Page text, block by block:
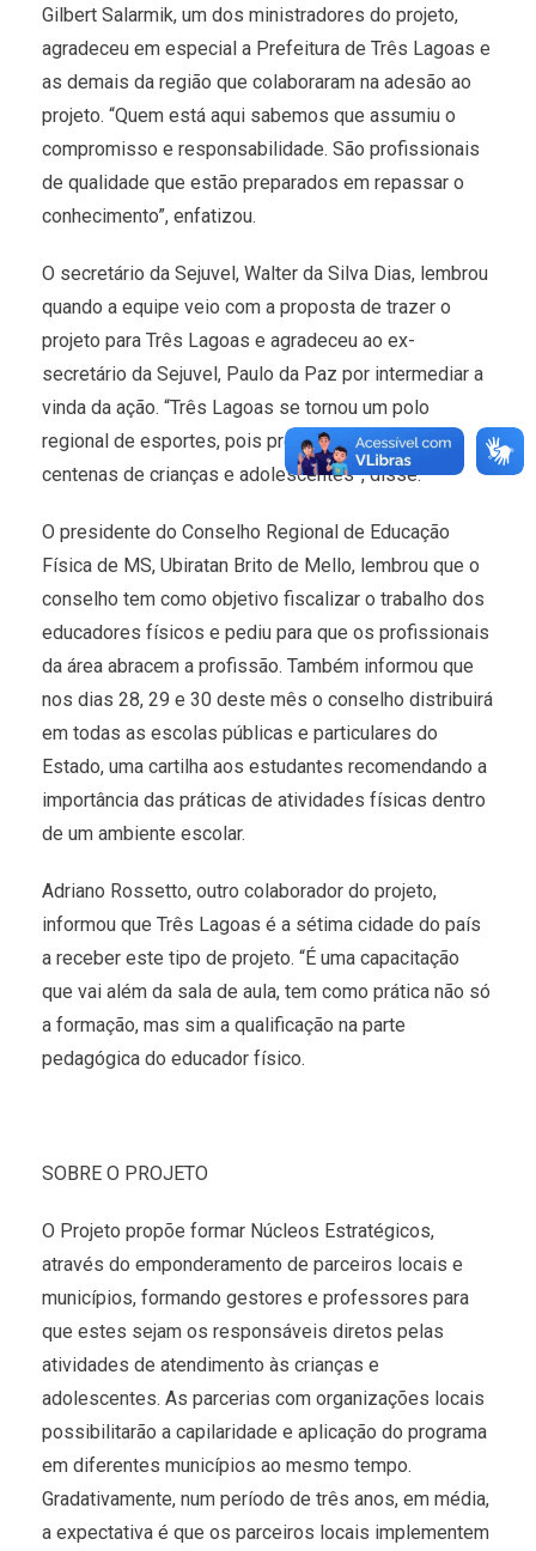
Gilbert Salarmik, um dos ministradores do projeto,
agradeceu em especial a Prefeitura de Três Lagoas e
as demais da região que colaboraram na adesão ao
projeto. “Quem está aqui sabemos que assumiu o
compromisso e responsabilidade. São profissionais
de qualidade que estão preparados em repassar o
conhecimento”, enfatizou.
O secretário da Sejuvel, Walter da Silva Dias, lembrou
quando a equipe veio com a proposta de trazer o
projeto para Três Lagoas e agradeceu ao ex-
secretário da Sejuvel, Paulo da Paz por intermediar a
vinda da ação. “Três Lagoas se tornou um polo
regional de esportes, pois pretenderá atender
centenas de crianças e adolescentes”, disse.
O presidente do Conselho Regional de Educação
Física de MS, Ubiratan Brito de Mello, lembrou que o
conselho tem como objetivo fiscalizar o trabalho dos
educadores físicos e pediu para que os profissionais
da área abracem a profissão. Também informou que
nos dias 28, 29 e 30 deste mês o conselho distribuirá
em todas as escolas públicas e particulares do
Estado, uma cartilha aos estudantes recomendando a
importância das práticas de atividades físicas dentro
de um ambiente escolar.
Adriano Rossetto, outro colaborador do projeto,
informou que Três Lagoas é a sétima cidade do país
a receber este tipo de projeto. “É uma capacitação
que vai além da sala de aula, tem como prática não só
a formação, mas sim a qualificação na parte
pedagógica do educador físico.
SOBRE O PROJETO
O Projeto propõe formar Núcleos Estratégicos,
através do emponderamento de parceiros locais e
municípios, formando gestores e professores para
que estes sejam os responsáveis diretos pelas
atividades de atendimento às crianças e
adolescentes. As parcerias com organizações locais
possibilitarão a capilaridade e aplicação do programa
em diferentes municípios ao mesmo tempo.
Gradativamente, num período de três anos, em média,
a expectativa é que os parceiros locais implementem